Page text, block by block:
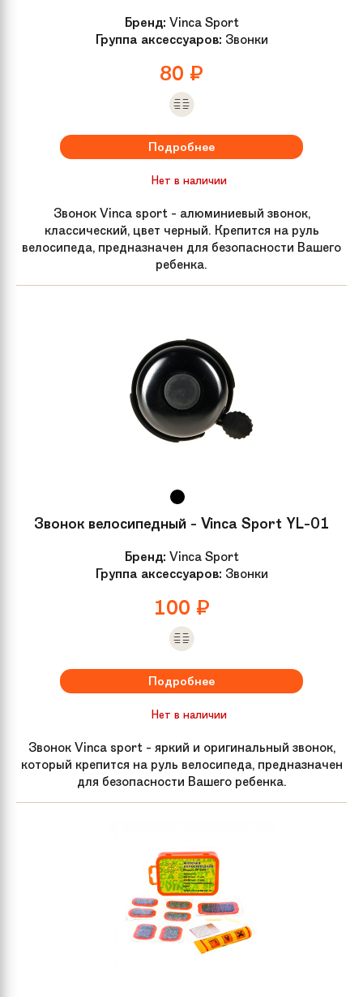
Бренд: Vinca Sport
Группа аксессуаров: Звонки
80 ₽
Подробнее
Нет в наличии
Звонок Vinca sport - алюминиевый звонок,
классический, цвет черный. Крепится на руль
велосипеда, предназначен для безопасности Вашего
ребенка.
Звонок велосипедный - Vinca Sport YL-01
Бренд: Vinca Sport
Группа аксессуаров: Звонки
100 ₽
Подробнее
Нет в наличии
Звонок Vinca sport - яркий и оригинальный звонок,
который крепится на руль велосипеда, предназначен
для безопасности Вашего ребенка.